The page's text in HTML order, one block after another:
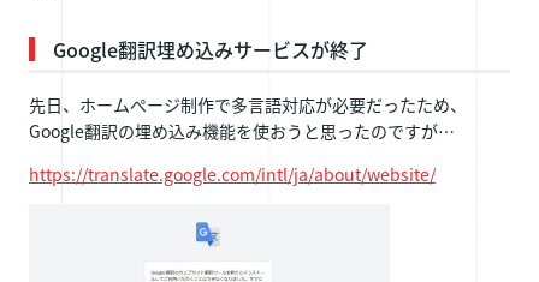
Google翻訳埋め込みサービスが終了
先日、ホームぺージ制作で多言語対応が必要だったため、
Google翻訳の埋め込み機能を使おうと思ったのですが…
https://translate.google.com/intl/ja/about/website/